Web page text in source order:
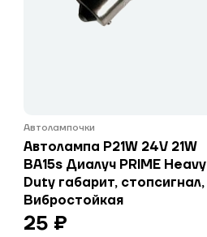
Автолампочки
Автолампа P21W 24V 21W
BA15s Диалуч PRIME Heavy
Duty габарит, стопсигнал,
Вибростойкая
25 ₽